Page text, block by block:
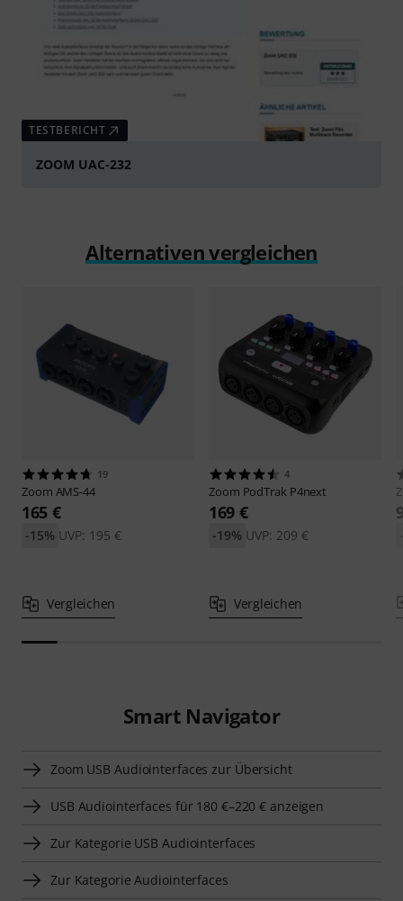
TESTBERICHT
ZOOM UAC-232
Alternativen vergleichen
19
Zoom AMS-44
165 €
UVP: 195 €
-15%
Vergleichen
4
Zoom PodTrak P4next
169 €
UVP: 209 €
-19%
Vergleichen
Smart Navigator
Zoom USB Audiointerfaces zur Übersicht
USB Audiointerfaces für 180 €–220 € anzeigen
Zur Kategorie USB Audiointerfaces
Zur Kategorie Audiointerfaces